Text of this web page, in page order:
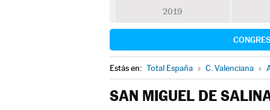
2019
Estás en: Total España » C. Valenciana »
SAN MIGUEL DE